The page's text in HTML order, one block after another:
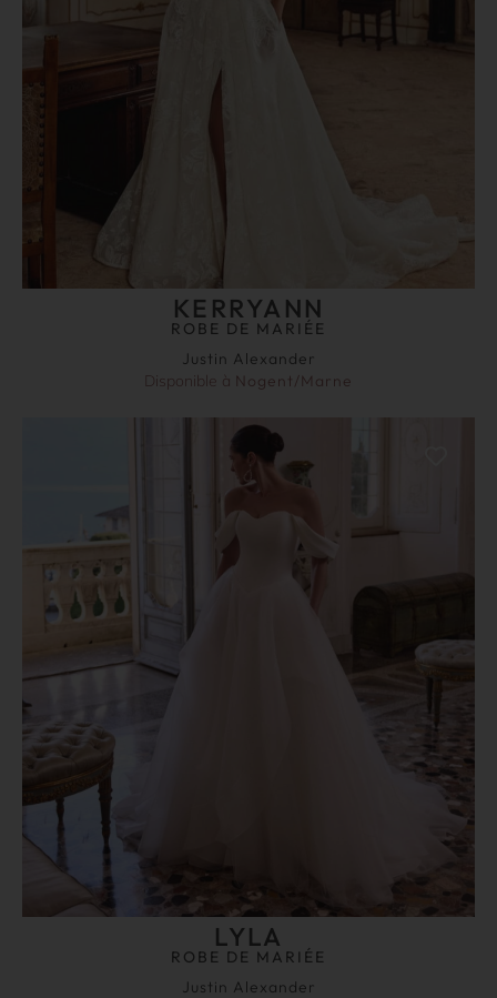
KERRYANN
ROBE DE MARIÉE
Justin Alexander
Disponible à Nogent/Marne
LYLA
ROBE DE MARIÉE
Justin Alexander